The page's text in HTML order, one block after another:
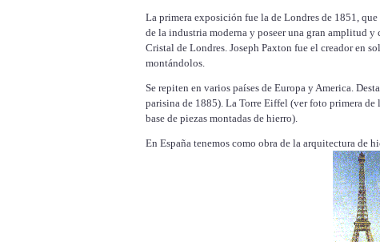
La primera exposición fue la de Londres de 1851,
de la industria moderna y poseer una gran amplitud
Cristal de Londres. Joseph Paxton fue el creador en
montándolos.
Se repiten en varios países de Europa y America.
parisina de 1885). La Torre Eiffel (ver foto primera
base de piezas montadas de hierro).
En España tenemos como obra de la arquitectura de